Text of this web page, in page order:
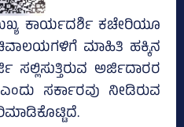
ಕಾರ್ಯದರ್ಶಿ ಕಚೇರಿಯೂ
ಮಾಹಿತಿ ಹಕ್ಕಿನ
ಅರ್ಜಿದಾರರ
ಸರ್ಕಾರವು ನೀಡಿರುವ